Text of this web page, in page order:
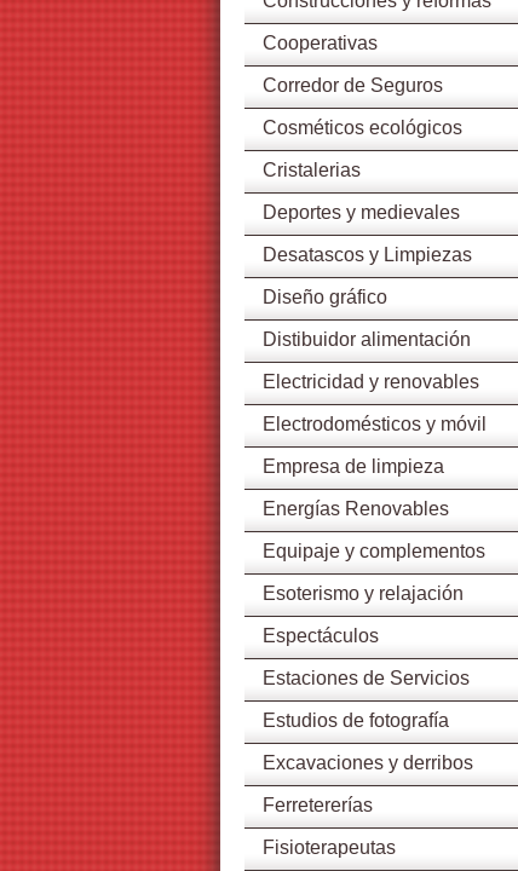
Cooperativas
Corredor de Seguros
Cosméticos ecológicos
Cristalerias
Deportes y medievales
Desatascos y Limpiezas
Diseño gráfico
Distibuidor alimentación
Electricidad y renovables
Electrodomésticos y móvil
Empresa de limpieza
Energías Renovables
Equipaje y complementos
Esoterismo y relajación
Espectáculos
Estaciones de Servicios
Estudios de fotografía
Excavaciones y derribos
Ferretererías
Fisioterapeutas